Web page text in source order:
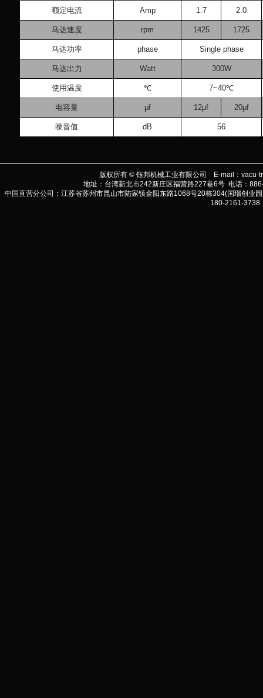
额定电流 Amp 1.7 2.0
马达速度 rpm 1425 1725
马达功率 phase Single phase
马达出力 Watt 300W
使用温度 ℃ 7~40℃
电容量 μf 12μf 20μf
噪音值 dB 56
版权所有 © 钰邦机械工业有限公司 E-mail： vacu-
地址：台湾新北市242新庄区福营路227巷6号 电话：
中国直营分公司：江苏省苏州市昆山市陆家镇金阳东路1068号20栋304(国瑞创
180-2161-3738